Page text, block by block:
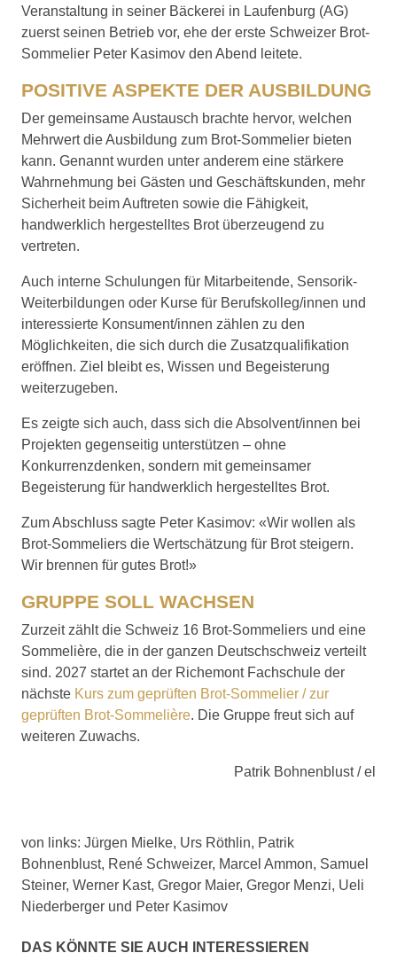
Veranstaltung in seiner Bäckerei in Laufenburg (AG)
zuerst seinen Betrieb vor, ehe der erste Schweizer Brot-
Sommelier Peter Kasimov den Abend leitete.
POSITIVE ASPEKTE DER AUSBILDUNG
Der gemeinsame Austausch brachte hervor, welchen
Mehrwert die Ausbildung zum Brot-Sommelier bieten
kann. Genannt wurden unter anderem eine stärkere
Wahrnehmung bei Gästen und Geschäftskunden, mehr
Sicherheit beim Auftreten sowie die Fähigkeit,
handwerklich hergestelltes Brot überzeugend zu
vertreten.
Auch interne Schulungen für Mitarbeitende, Sensorik-
Weiterbildungen oder Kurse für Berufskolleg/innen und
interessierte Konsument/innen zählen zu den
Möglichkeiten, die sich durch die Zusatzqualifikation
eröffnen. Ziel bleibt es, Wissen und Begeisterung
weiterzugeben.
Es zeigte sich auch, dass sich die Absolvent/innen bei
Projekten gegenseitig unterstützen – ohne
Konkurrenzdenken, sondern mit gemeinsamer
Begeisterung für handwerklich hergestelltes Brot.
Zum Abschluss sagte Peter Kasimov: «Wir wollen als
Brot-Sommeliers die Wertschätzung für Brot steigern.
Wir brennen für gutes Brot!»
GRUPPE SOLL WACHSEN
Zurzeit zählt die Schweiz 16 Brot-Sommeliers und eine
Sommelière, die in der ganzen Deutschschweiz verteilt
sind. 2027 startet an der Richemont Fachschule der
nächste Kurs zum geprüften Brot-Sommelier / zur
geprüften Brot-Sommelière. Die Gruppe freut sich auf
weiteren Zuwachs.
Patrik Bohnenblust / el
von links: Jürgen Mielke, Urs Röthlin, Patrik
Bohnenblust, René Schweizer, Marcel Ammon, Samuel
Steiner, Werner Kast, Gregor Maier, Gregor Menzi, Ueli
Niederberger und Peter Kasimov
DAS KÖNNTE SIE AUCH INTERESSIEREN